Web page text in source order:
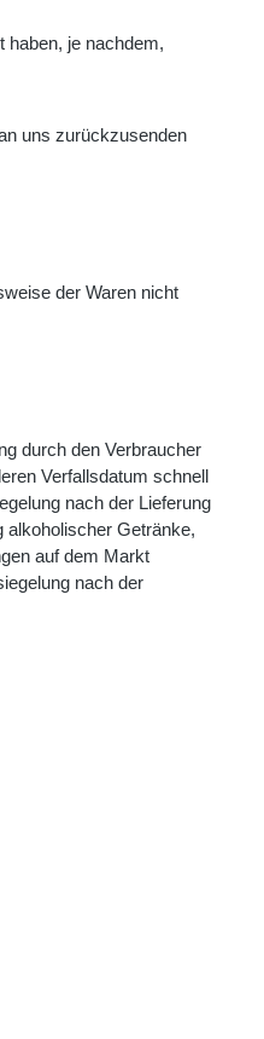
haben, je nachdem,
uns zurückzusenden
der Waren nicht
durch den Verbraucher
Verfallsdatum schnell
nach der Lieferung
alkoholischer Getränke,
auf dem Markt
nach der